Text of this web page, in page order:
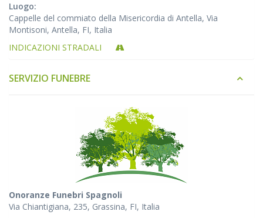
Luogo:
Cappelle del commiato della Misericordia di Antella, Via
Montisoni, Antella, FI, Italia
INDICAZIONI STRADALI
SERVIZIO FUNEBRE
Onoranze Funebri Spagnoli
Via Chiantigiana, 235, Grassina, FI, Italia